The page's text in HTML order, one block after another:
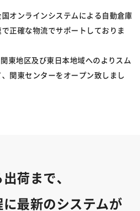
オンラインシステムによる自動倉庫
正確な物流でサポートしておりま
東地区及び東日本地域へのよりスム
関東センターをオープン致しまし
荷まで、
に最新のシステムが